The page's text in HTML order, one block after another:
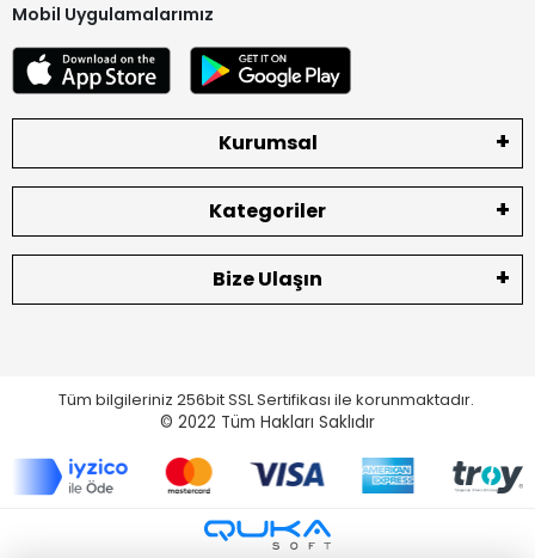
Mobil Uygulamalarımız
Kurumsal
Kategoriler
Bize Ulaşın
Tüm bilgileriniz 256bit SSL Sertifikası ile korunmaktadır.
© 2022 Tüm Hakları Saklıdır